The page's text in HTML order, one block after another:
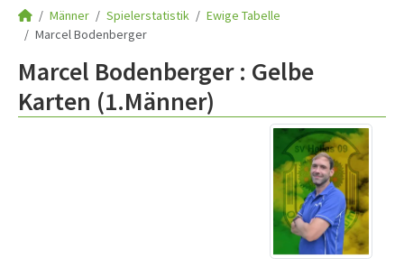
Männer Spielerstatistik
Ewige Tabelle
Marcel Bodenberger
Marcel Bodenberger : Gelbe
Karten (1.Männer)